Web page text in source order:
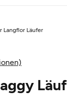
Langflor Läufer